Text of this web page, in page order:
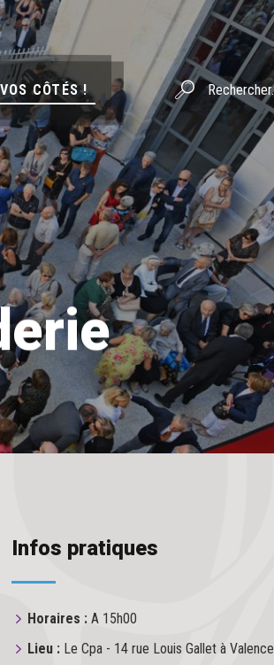
CÔTÉS !
Infos pratiques
Horaires : A 15h00
Lieu : Le Cpa - 14 rue Louis Gallet à Valence